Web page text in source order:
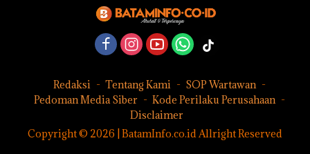
Redaksi Tentang Kami
SOP Wartawan
Pedoman Media Siber
Kode Perilaku Perusahaan
Disclaimer
Copyright © 2026 | BatamInfo.co.id Allright Reserved